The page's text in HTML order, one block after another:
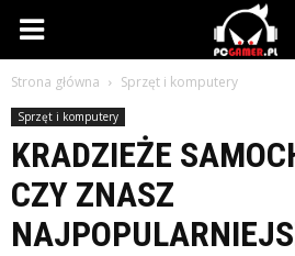
PCgamer.pl
Strona główna Sprzęt i komputery
Sprzęt i komputery
KRADZIEŻE
CZY ZNASZ